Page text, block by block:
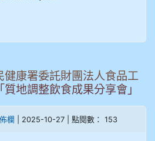
健康署委託財團法人食品工
地調整飲食成果分享會」
欄 | 2025-10-27 | 點閱數： 153